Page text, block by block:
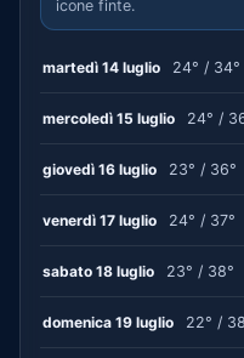
icone finte.
martedì 14 luglio 24° / 34°
mercoledì 15 luglio 24° /
giovedì 16 luglio 23° / 36°
venerdì 17 luglio 24° / 37°
sabato 18 luglio 23° / 38°
domenica 19 luglio 22° /